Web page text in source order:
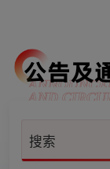
公告及
AND